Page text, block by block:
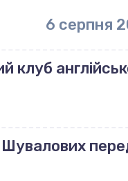
6 серпня
клуб